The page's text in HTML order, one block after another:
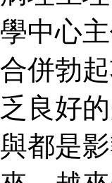
學中心
合併勃
乏良好
與都是